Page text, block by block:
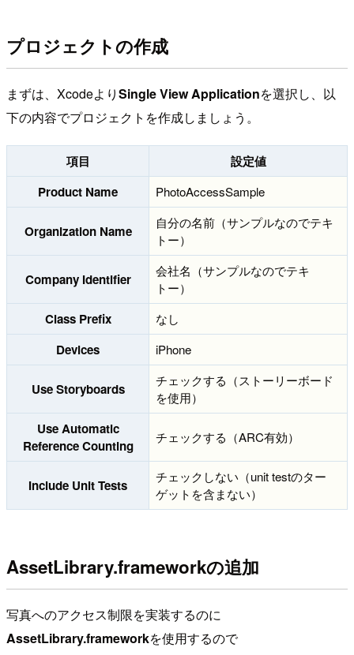
プロジェクトの作成
まずは、XcodeよりSingle View Applicationを選択し、以
下の内容でプロジェクトを作成しましょう。
項目
設定値
Product Name
PhotoAccessSample
Organization Name
自分の名前（サンプルなのでテキ
トー）
Company Identifier
会社名（サンプルなのでテキ
トー）
Class Prefix なし
Devices iPhone
Use Storyboards
チェックする（ストーリーボード
を使用）
Use Automatic
Reference Counting
チェックする（ARC有効）
Include Unit Tests
チェックしない（unit testのター
ゲットを含まない）
AssetLibrary.frameworkの追加
写真へのアクセス制限を実装するのに
AssetLibrary.frameworkを使用するので